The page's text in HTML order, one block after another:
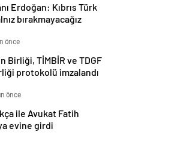
Erdoğan: Kıbrıs Türk
bırakmayacağız
önce
Birliği, TİMBİR ve TDGF
protokolü imzalandı
önce
ile Avukat Fatih
evine girdi